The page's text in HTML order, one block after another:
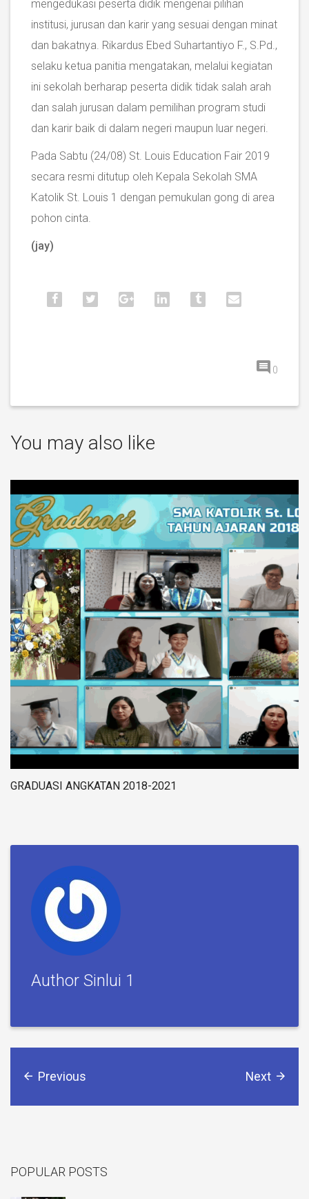
mengedukasi peserta didik mengenai pilihan
institusi, jurusan dan karir yang sesuai dengan minat
dan bakatnya. Rikardus Ebed Suhartantiyo F., S.Pd.,
selaku ketua panitia mengatakan, melalui kegiatan
ini sekolah berharap peserta didik tidak salah arah
dan salah jurusan dalam pemilihan program studi
dan karir baik di dalam negeri maupun luar negeri.
Pada Sabtu (24/08) St. Louis Education Fair 2019
secara resmi ditutup oleh Kepala Sekolah SMA
Katolik St. Louis 1 dengan pemukulan gong di area
pohon cinta.
(jay)
0
You may also like
GRADUASI ANGKATAN 2018-2021
Author Sinlui 1
Previous Next
POPULAR POSTS